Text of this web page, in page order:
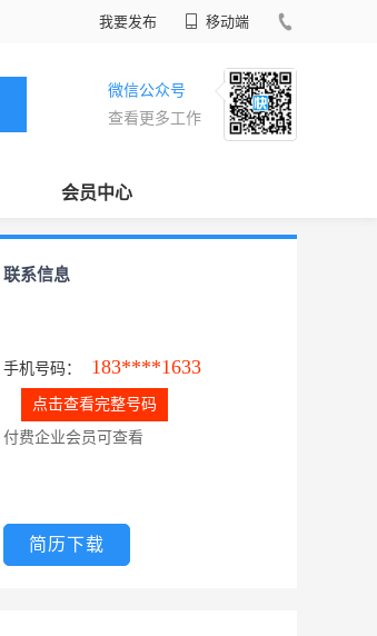
我要发布 移动端
微信公众号
查看更多工作
会员中心
联系信息
手机号码： 183****1633
点击查看完整号码
付费企业会员可查看
简历下载